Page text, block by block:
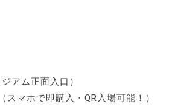
アム正面入口）
マホで即購入・QR入場可能！）